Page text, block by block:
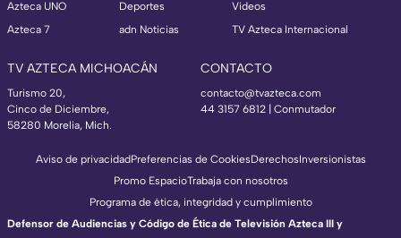
Azteca UNO
Azteca 7
Deportes
adn Noticias
Videos
TV Azteca Internacional
TV AZTECA MICHOACÁN
Turismo 20,
Cinco de Diciembre,
58280 Morelia, Mich.
CONTACTO
contacto@tvazteca.com
44 3157 6812 | Conmutador
Aviso de privacidadPreferencias de CookiesDerechosInversionistas
Promo EspacioTrabaja con nosotros
Programa de ética, integridad y cumplimiento
Defensor de Audiencias y Código de Ética de Televisión Azteca III y